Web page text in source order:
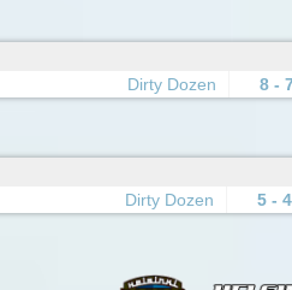
Dirty Dozen 8 -
Dirty Dozen 5 - 4